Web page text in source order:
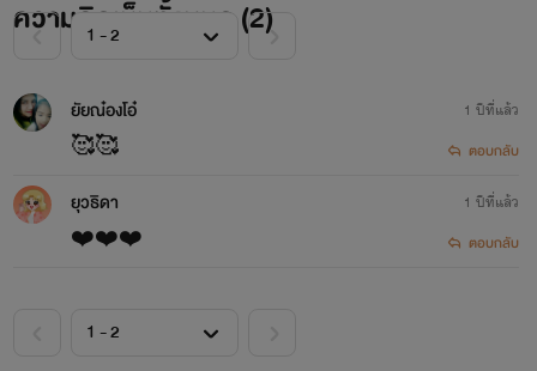
ความคิดเห็นทั้งหมด (2)
ยัยณ๋องโอ๋
🥰🥰
1 ปีที่แล้ว
ตอบกลับ
ยุวธิดา
❤️❤️❤️
1 ปีที่แล้ว
ตอบกลับ